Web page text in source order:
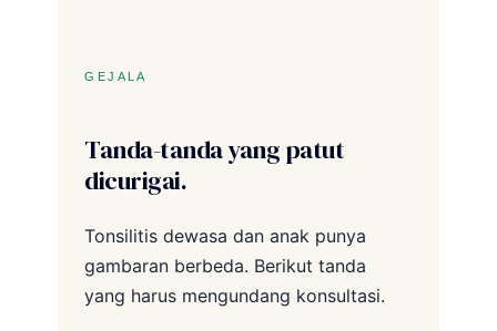
GEJALA
Tanda-tanda yang patut
dicurigai.
Tonsilitis dewasa dan anak punya
gambaran berbeda. Berikut tanda
yang harus mengundang konsultasi.